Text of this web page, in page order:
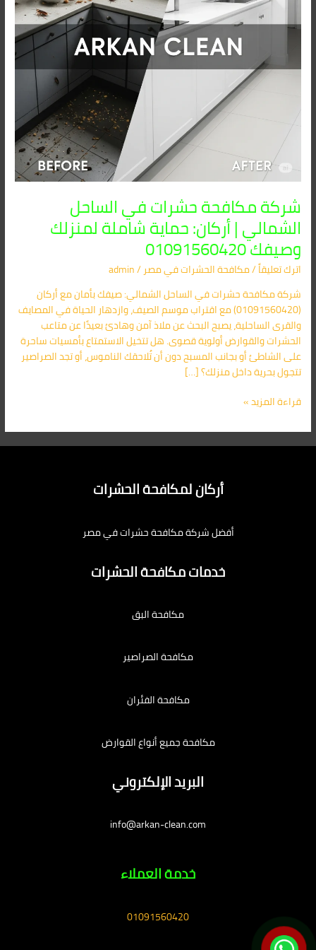
شركة مكافحة حشرات في الساحل
الشمالي | أركان: حماية شاملة لمنزلك
وصيفك 01091560420
اترك تعليقاً/مكافحة الحشرات في مصر/
admin
شركة مكافحة حشرات في الساحل الشمالي: صيفك بأمان مع أركان
(01091560420) مع اقتراب موسم الصيف، وازدهار الحياة في المصايف
والقرى الساحلية، يصبح البحث عن ملاذ آمن وهادئ بعيدًا عن متاعب
الحشرات والقوارض أولوية قصوى. هل تتخيل الاستمتاع بأمسيات ساحرة
على الشاطئ أو بجانب المسبح دون أن تُلاحقك الناموس، أو تجد الصراصير
تتجول بحرية داخل منزلك؟ […]
حماية
وصيفك
01091560420
قراءة المزيد »
أركان لمكافحة الحشرات
أفضل شركة مكافحة حشرات في مصر
خدمات مكافحة الحشرات
مكافحة البق
مكافحة الصراصير
مكافحة الفئران
مكافحة جميع أنواع القوارض
البريد الإلكتروني
info@arkan-clean.com
خدمة العملاء
01091560420